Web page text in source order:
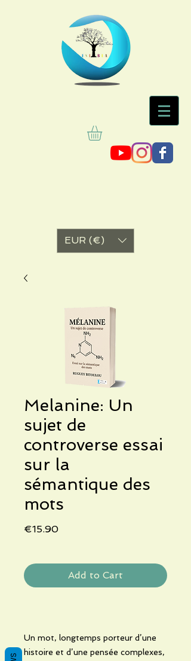
EUR (€)
Melanine: Un
sujet de
controverse essai
sur la
sémantique des
mots
€15.90Price
Add to Cart
Un mot, longtemps porteur d’une
histoire et d’une pensée complexes,